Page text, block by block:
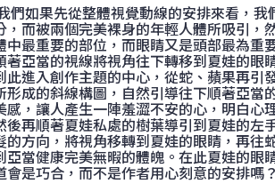
如果先從整體視覺動線的安排來看，我
，而被兩個完美裸身的年輕人體所吸引
中最重要的部位，而眼睛又是頭部最為重
著亞當的視線將視角往下轉移到夏娃的
此進入創作主題的中心，從蛇、蘋果再引
形成的斜線構圖，自然引導往下順著亞
感，讓人產生一陣羞澀不安的心，明白
後再順著夏娃私處的樹葉導引到夏娃的
的方向，將視角移轉到夏娃的眼睛，再
亞當健康完美無暇的體魄。在此夏娃的眼
會是巧合，而不是作者用心刻意的安排嗎？